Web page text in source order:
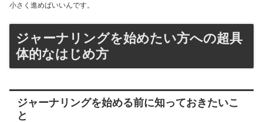
小さく進めばいいんです。
ジャーナリングを始めたい方への超具
体的なはじめ方
ジャーナリングを始める前に知っておきたいこ
と